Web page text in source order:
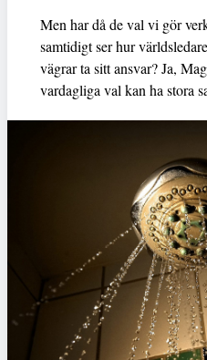
Men har då de val vi gör
samtidigt ser hur
vägrar ta sitt ansvar? Ja,
vardagliga val kan ha stora